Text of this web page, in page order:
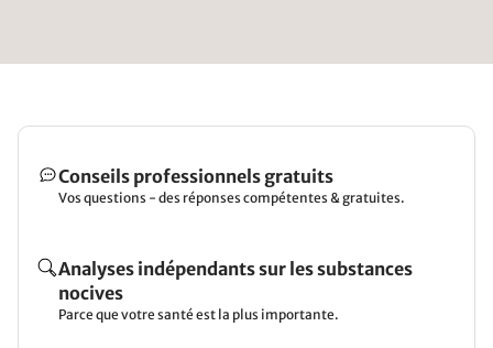
Conseils professionnels gratuits
Vos questions - des réponses compétentes & gratuites.
Analyses indépendants sur les substances
nocives
Parce que votre santé est la plus importante.